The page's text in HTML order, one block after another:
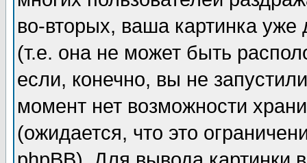
во-вторых, ваша картинка
(т.е. она не может быть
если, конечно, вы не
момент нет возможности
(ожидается, что это